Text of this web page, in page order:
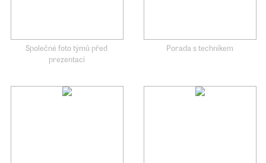
Společné foto týmů před
prezentací
Porada s technikem